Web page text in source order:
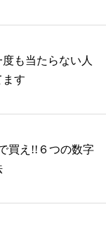
も当たらない人
す
買え!!６つの数字